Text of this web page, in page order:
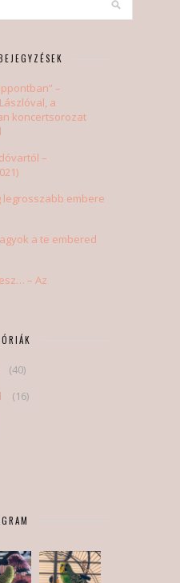
–
a
koncertsorozat
–
legrosszabb embere
a te embered
– Az
(40)
(16)